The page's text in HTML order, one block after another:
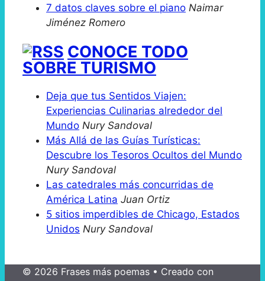
7 datos claves sobre el piano Naimar
Jiménez Romero
CONOCE TODO
SOBRE TURISMO
Deja que tus Sentidos Viajen:
Experiencias Culinarias alrededor del
Mundo Nury Sandoval
Más Allá de las Guías Turísticas:
Descubre los Tesoros Ocultos del Mundo
Nury Sandoval
Las catedrales más concurridas de
América Latina Juan Ortiz
5 sitios imperdibles de Chicago, Estados
Unidos Nury Sandoval
© 2026 Frases más poemas • Creado con